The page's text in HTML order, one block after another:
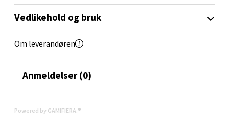
Vedlikehold og bruk
Om leverandøren
Anmeldelser (0)
Powered by GAMIFIERA.®
Bolagsgata 1, 8514 Narvik
Åpent i dag 10-20
Bergen - Oasen Senter